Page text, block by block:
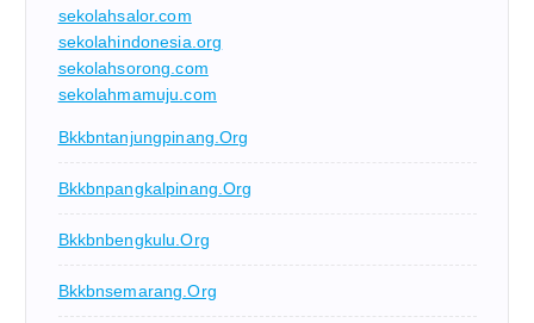
sekolahsalor.com
sekolahindonesia.org
sekolahsorong.com
sekolahmamuju.com
Bkkbntanjungpinang.org
Bkkbnpangkalpinang.org
Bkkbnbengkulu.org
Bkkbnsemarang.org